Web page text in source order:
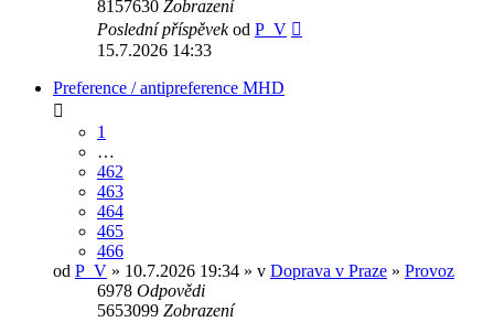
8157630 Zobrazení
Poslední příspěvekod P_V
15.7.2026 14:33
Preference / antipreference MHD
1
…
462
463
464
465
466
od P_V » 10.7.2026 19:34 » v Doprava v Praze » Provoz
6978 Odpovědi
5653099 Zobrazení